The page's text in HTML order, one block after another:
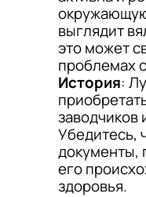
выглядит
это может
проблемах
История:
заводчиков
Убедитесь,
его
здоровья.